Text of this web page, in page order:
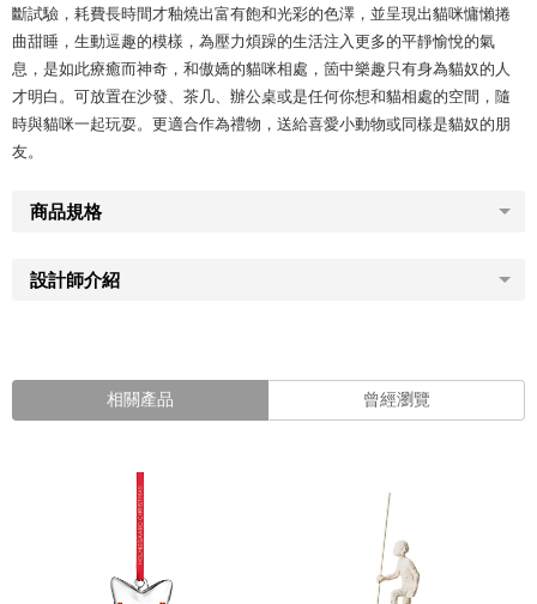
斷試驗，耗費長時間才釉燒出富有飽和光彩的色澤，並呈現出貓咪慵懶捲
曲甜睡，生動逗趣的模樣，為壓力煩躁的生活注入更多的平靜愉悅的氣
息，是如此療癒而神奇，和傲嬌的貓咪相處，箇中樂趣只有身為貓奴的人
才明白。可放置在沙發、茶几、辦公桌或是任何你想和貓相處的空間，隨
時與貓咪一起玩耍。更適合作為禮物，送給喜愛小動物或同樣是貓奴的朋
友。
商品規格
設計師介紹
相關產品 曾經瀏覽